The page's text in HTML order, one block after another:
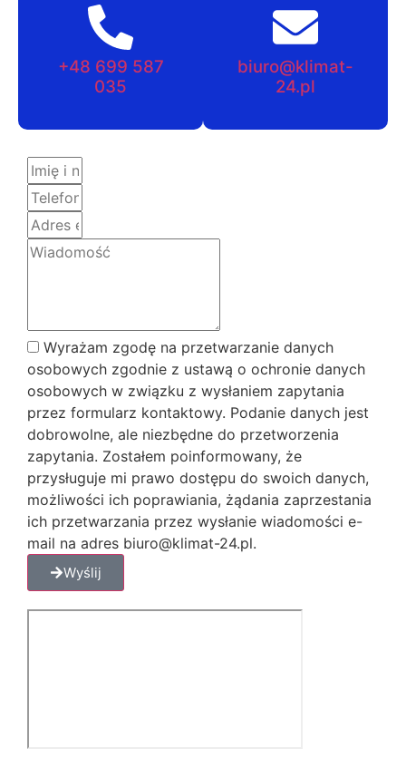
+48 699 587
035
biuro@klimat-
24.pl
Wyrażam zgodę na przetwarzanie danych
osobowych zgodnie z ustawą o ochronie danych
osobowych w związku z wysłaniem zapytania
przez formularz kontaktowy. Podanie danych jest
dobrowolne, ale niezbędne do przetworzenia
zapytania. Zostałem poinformowany, że
przysługuje mi prawo dostępu do swoich danych,
możliwości ich poprawiania, żądania zaprzestania
ich przetwarzania przez wysłanie wiadomości e-
mail na adres biuro@klimat-24.pl.
Wyślij